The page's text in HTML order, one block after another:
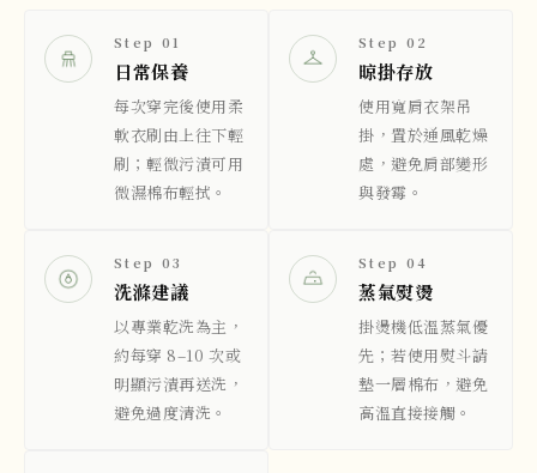
Step 01
日常保養
每次穿完後使用柔
軟衣刷由上往下輕
刷；輕微污漬可用
微濕棉布輕拭。
Step 02
晾掛存放
使用寬肩衣架吊
掛，置於通風乾燥
處，避免肩部變形
與發霉。
Step 03
洗滌建議
以專業乾洗為主，
約每穿 8–10 次或
明顯污漬再送洗，
避免過度清洗。
Step 04
蒸氣熨燙
掛燙機低溫蒸氣優
先；若使用熨斗請
墊一層棉布，避免
高溫直接接觸。